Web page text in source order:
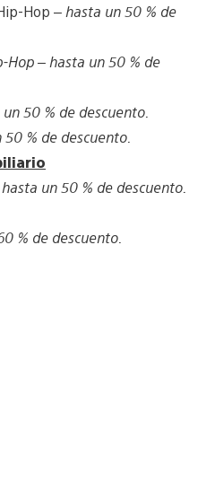
Hop – hasta un 50 % de
Hop – hasta un 50 % de
50 % de descuento.
50 % de descuento.
hasta un 50 % de descuento.
% de descuento.